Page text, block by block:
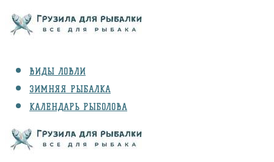
ВИДЫ ЛОВЛИ
ЗИМНЯЯ РЫБАЛКА
КАЛЕНДАРЬ РЫБОЛОВА
СНАРЯЖЕНИЕ